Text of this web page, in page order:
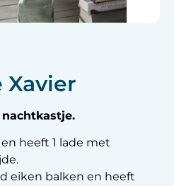
Xavier
heeft 1 lade met
eiken balken en heeft